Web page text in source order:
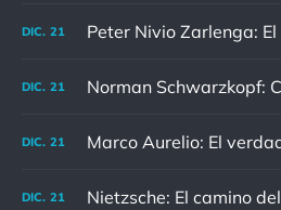
DIC. 21
DIC. 21
DIC. 21
DIC. 21